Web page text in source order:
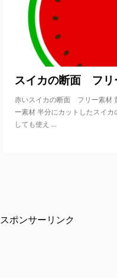
スイカの断面 フリ
赤いスイカの断面 フリー素材
ー素材 半分にカットしたスイカ
しても使え ...
スポンサーリンク